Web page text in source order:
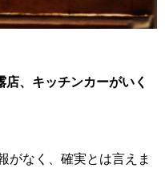
店、キッチンカーがいく
がなく、確実とは言えま